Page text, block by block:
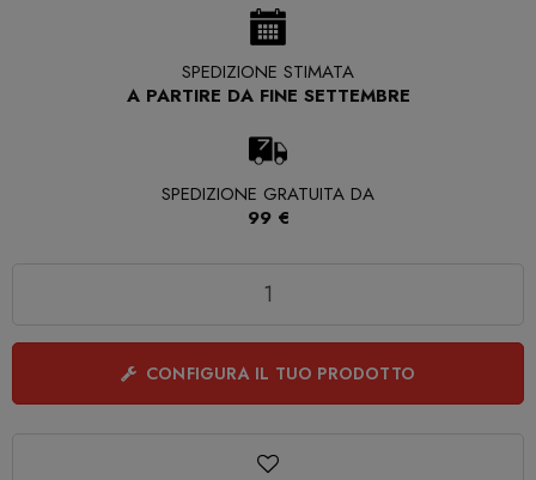
SPEDIZIONE STIMATA
A PARTIRE DA FINE SETTEMBRE
SPEDIZIONE GRATUITA DA
99 €
CONFIGURA IL TUO PRODOTTO